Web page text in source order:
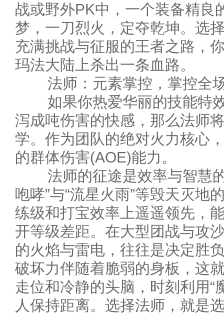
战或野外PK中，一个装备精良
梦，一刀烈火，定夺乾坤。选
充满挑战与征服的王者之路，
玛法大陆上杀出一条血路。
法师：元素掌控，掌控全
如果你热爱华丽的技能特
泻成吨伤害的快感，那么法师
学。作为团队的绝对火力核心
的群体伤害(AOE)能力。
法师的征途是效率与智慧的
咆哮”与“流星火雨”等毁天灭地
练级和打宝效率上遥遥领先，
开等级差距。在大型团战与攻
的火焰与雷电，往往是决定胜
破坏力伴随着脆弱的身板，这
走位和冷静的头脑，时刻利用“
人保持距离。选择法师，就是